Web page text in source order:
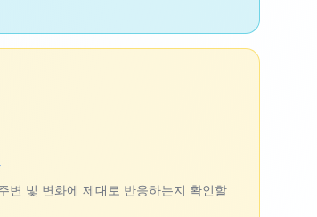
변 빛 변화에 제대로 반응하는지 확인할